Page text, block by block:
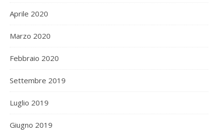
Aprile 2020
Marzo 2020
Febbraio 2020
Settembre 2019
Luglio 2019
Giugno 2019